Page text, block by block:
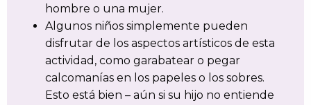
hombre o una mujer.
Algunos niños simplemente pueden
disfrutar de los aspectos artísticos de esta
actividad, como garabatear o pegar
calcomanías en los papeles o los sobres.
Esto está bien – aún si su hijo no entiende